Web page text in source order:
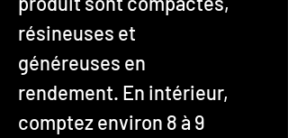
résineuses et
généreuses en
rendement. En intérieur,
comptez environ 8 à 9